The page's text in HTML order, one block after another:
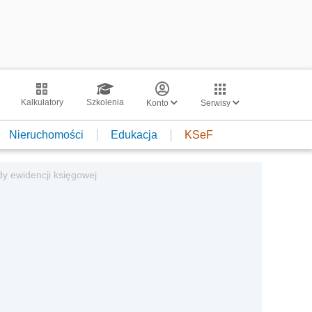
Kalkulatory Szkolenia Konto Serwisy
Nieruchomości Edukacja KSeF
ewidencji księgowej